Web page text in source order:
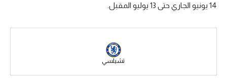
الكرة الأوروبية
الكرة الإفريقية
14 يونيو الجاري حتى 13 يوليو المقبل.
تشيلسي